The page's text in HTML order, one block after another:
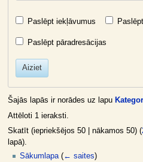
Paslēpt iekļāvumus
Paslēpt pāradresācijas
Aiziet
Šajās lapās ir norādes uz lapu
Attēloti 1 ieraksti.
Skatīt (iepriekšējos 50| nākamos 50) (
lapā).
Sākumlapa (← saites)